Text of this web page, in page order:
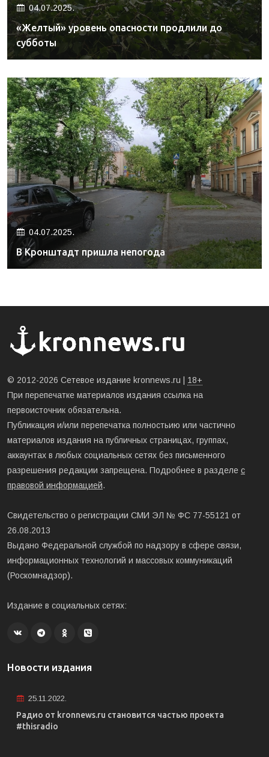
04.07.2025.
«Желтый» уровень опасности продлили до
субботы
04.07.2025.
В Кронштадт пришла непогода
© 2012-2026 Сетевое издание kronnews.ru | 18+
При перепечатке материалов издания ссылка на
первоисточник обязательна.
Публикация и/или перепечатка полностьию или частично
материалов издания на публичных страницах, группах,
аккаунтах в любых социальных сетях без письменного
разрешения редакции запрещена. Подробнее в разделе с
правовой информацией.
Свидетельство о регистрации СМИ ЭЛ № ФС 77-55121 от
26.08.2013
Выдано Федеральной службой по надзору в сфере связи,
информационных технологий и массовых коммуникаций
(Роскомнадзор).
Издание в социальных сетях:
Новости издания
25.11.2022.
Радио от kronnews.ru становится частью проекта
#thisradio